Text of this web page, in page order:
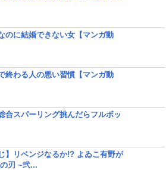
のに結婚できない女【マンガ動
終わる人の悪い習慣【マンガ動
合スパーリング挑んだらフルボッ
】リベンジなるか!? よゐこ有野が
刃 ~弐...